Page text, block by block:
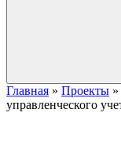
Главная » Проекты »
управленческого